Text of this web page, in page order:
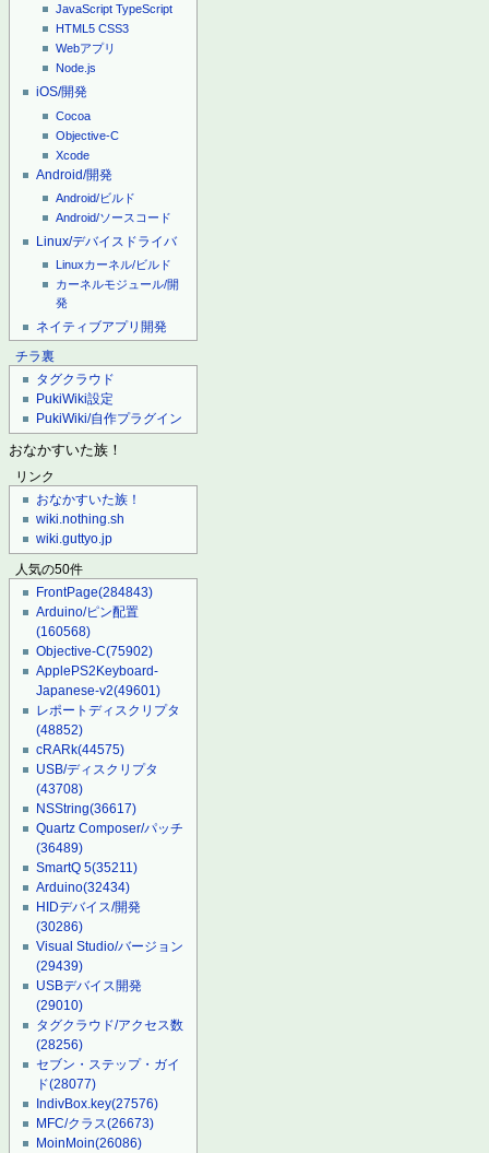
JavaScript TypeScript
HTML5 CSS3
Webアプリ
Node.js
iOS/開発
Cocoa
Objective-C
Xcode
Android/開発
Android/ビルド
Android/ソースコード
Linux/デバイスドライバ
Linuxカーネル/ビルド
カーネルモジュール/開
発
ネイティブアプリ開発
チラ裏
タグクラウド
PukiWiki設定
PukiWiki/自作プラグイン
おなかすいた族！
リンク
おなかすいた族！
wiki.nothing.sh
wiki.guttyo.jp
人気の50件
FrontPage(284843)
Arduino/ピン配置
(160568)
Objective-C(75902)
ApplePS2Keyboard-
Japanese-v2(49601)
レポートディスクリプタ
(48852)
cRARk(44575)
USB/ディスクリプタ
(43708)
NSString(36617)
Quartz Composer/パッチ
(36489)
SmartQ 5(35211)
Arduino(32434)
HIDデバイス/開発
(30286)
Visual Studio/バージョン
(29439)
USBデバイス開発
(29010)
タグクラウド/アクセス数
(28256)
セブン・ステップ・ガイ
ド(28077)
IndivBox.key(27576)
MFC/クラス(26673)
MoinMoin(26086)